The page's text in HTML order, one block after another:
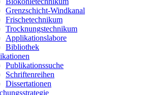
Grenzschicht-Windkanal
Frischetechnikum
Trocknungstechnikum
Applikationslabore
Bibliothek
Publikationssuche
Schriftenreihen
Dissertationen